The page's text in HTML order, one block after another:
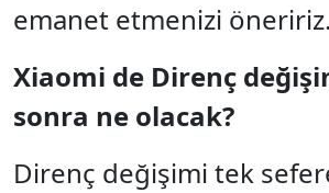
emanet etmenizi öneririz.
Xiaomi de Direnç
sonra ne olacak?
Direnç değişimi tek